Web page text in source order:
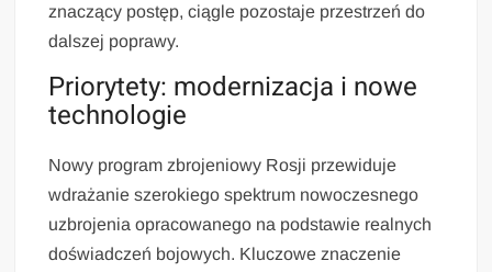
znaczący postęp, ciągle pozostaje przestrzeń do
dalszej poprawy.
Priorytety: modernizacja i nowe
technologie
Nowy program zbrojeniowy Rosji przewiduje
wdrażanie szerokiego spektrum nowoczesnego
uzbrojenia opracowanego na podstawie realnych
doświadczeń bojowych. Kluczowe znaczenie